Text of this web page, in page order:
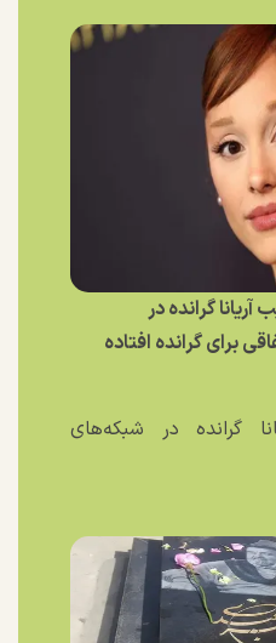
گرانده در
برای گرانده افتاده
گرانده در شبکه‌های